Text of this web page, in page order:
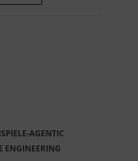
AGENTIC
ENGINEERING